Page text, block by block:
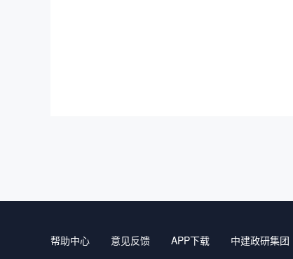
帮助中心 意见反馈 APP下载 中建政研集团